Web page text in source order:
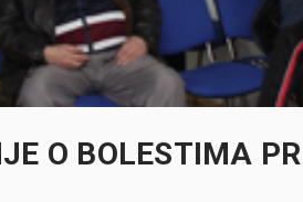
O BOLESTIMA